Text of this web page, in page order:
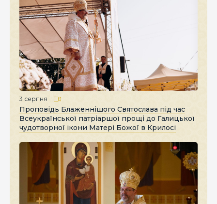
3 серпня
Проповідь Блаженнішого Святослава під час
Всеукраїнської патріаршої прощі до Галицької
чудотворної ікони Матері Божої в Крилосі